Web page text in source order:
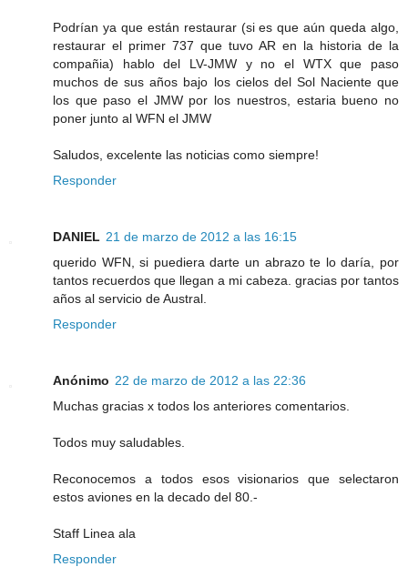
Podrían ya que están restaurar (si es que aún queda algo,
restaurar el primer 737 que tuvo AR en la historia de la
compañia) hablo del LV-JMW y no el WTX que paso
muchos de sus años bajo los cielos del Sol Naciente que
los que paso el JMW por los nuestros, estaria bueno no
poner junto al WFN el JMW
Saludos, excelente las noticias como siempre!
Responder
DANIEL 21 de marzo de 2012 a las 16:15
querido WFN, si puediera darte un abrazo te lo daría, por
tantos recuerdos que llegan a mi cabeza. gracias por tantos
años al servicio de Austral.
Responder
Anónimo 22 de marzo de 2012 a las 22:36
Muchas gracias x todos los anteriores comentarios.
Todos muy saludables.
Reconocemos a todos esos visionarios que selectaron
estos aviones en la decado del 80.-
Staff Linea ala
Responder